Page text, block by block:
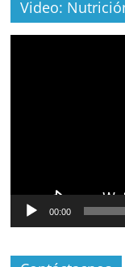
Video:
00:00